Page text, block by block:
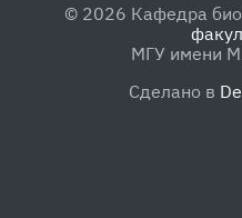
© 2026 Кафедра
МГУ имени
Сделано в